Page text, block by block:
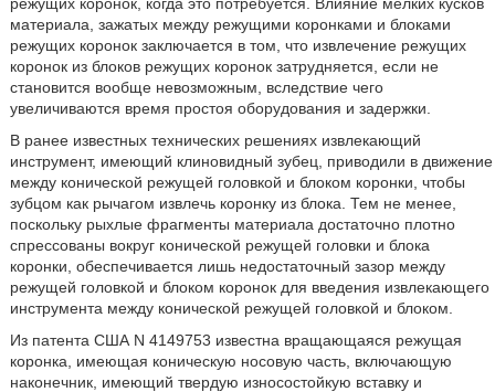
материала, зажатых между режущими коронками и блоками
режущих коронок заключается в том, что извлечение режущих
коронок из блоков режущих коронок затрудняется, если не
становится вообще невозможным, вследствие чего
увеличиваются время простоя оборудования и задержки.
В ранее известных технических решениях извлекающий
инструмент, имеющий клиновидный зубец, приводили в движение
между конической режущей головкой и блоком коронки, чтобы
зубцом как рычагом извлечь коронку из блока. Тем не менее,
поскольку рыхлые фрагменты материала достаточно плотно
спрессованы вокруг конической режущей головки и блока
коронки, обеспечивается лишь недостаточный зазор между
режущей головкой и блоком коронок для введения извлекающего
инструмента между конической режущей головкой и блоком.
Из патента США N 4149753 известна вращающаяся режущая
коронка, имеющая коническую носовую часть, включающую
наконечник, имеющий твердую износостойкую вставку и